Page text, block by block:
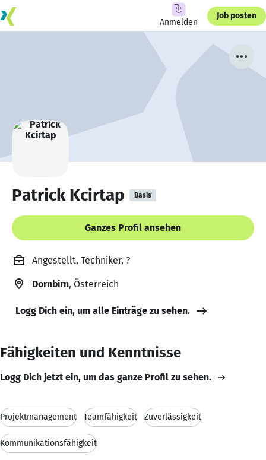
Anmelden
Job posten
Patrick Kcirtap Basis
Ganzes Profil ansehen
Angestellt, Techniker, ?
Dornbirn, Österreich
Logg Dich ein, um alle Einträge zu sehen.
Fähigkeiten und Kenntnisse
Logg Dich jetzt ein, um das ganze Profil zu sehen.
Projektmanagement Teamfähigkeit Zuverlässigkeit
Kommunikationsfähigkeit